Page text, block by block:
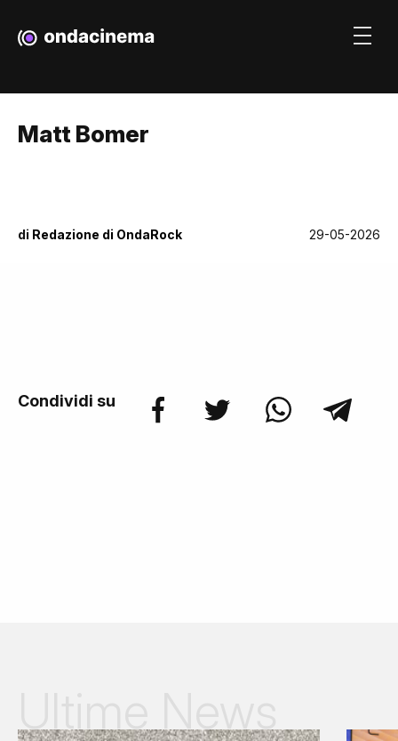
Matt Bomer
di Redazione di OndaRock 29-05-2026
Condividi su